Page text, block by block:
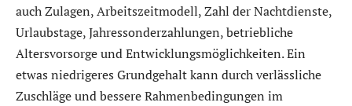
auch Zulagen, Arbeitszeitmodell, Zahl der Nachtdienste,
Urlaubstage, Jahressonderzahlungen, betriebliche
Altersvorsorge und Entwicklungsmöglichkeiten. Ein
etwas niedrigeres Grundgehalt kann durch verlässliche
Zuschläge und bessere Rahmenbedingungen im